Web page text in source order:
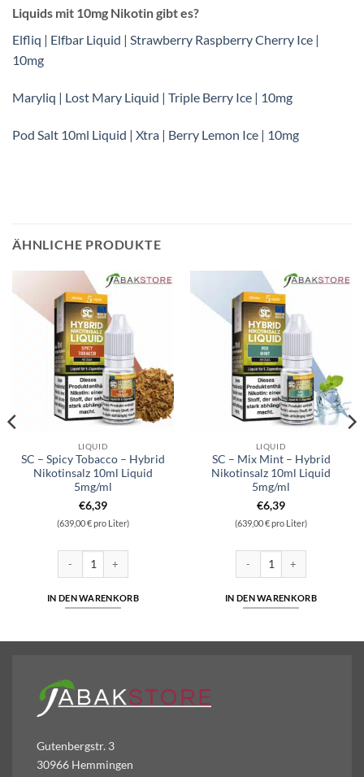
Liquids mit 10mg Nikotin gibt es?
Elfliq | Elfbar Liquid | Strawberry Raspberry Cherry Ice |
10mg
Maryliq | Lost Mary Liquid | Triple Berry Ice | 10mg
Pod Salt 10ml Liquid | Xtra | Berry Lemon Ice | 10mg
ÄHNLICHE PRODUKTE
LIQUID
SC – Spicy Tobacco – Hybrid
Nikotinsalz 10ml Liquid
5mg/ml
€6,39
(639,00 € pro Liter)
SC - Spicy Tobacco - Hybrid Nikotinsalz 10ml Liquid 5mg/ml Menge
IN DEN WARENKORB
LIQUID
SC – Mix Mint – Hybrid
Nikotinsalz 10ml Liquid
5mg/ml
€6,39
(639,00 € pro Liter)
SC - Mix Mint - Hybrid
IN DEN WARENKORB
10ml Liquid 10 mg/ml Menge
Gutenbergstr. 3
30966 Hemmingen